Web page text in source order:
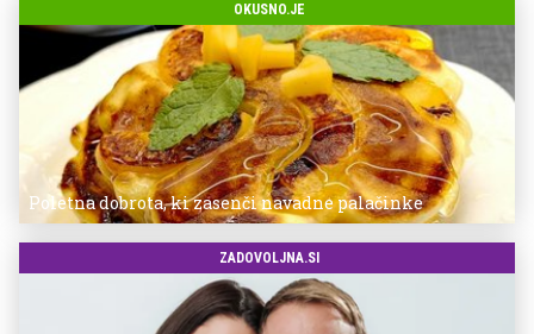
OKUSNO.JE
Poletna dobrota, ki zasenči navadne palačinke
ZADOVOLJNA.SI